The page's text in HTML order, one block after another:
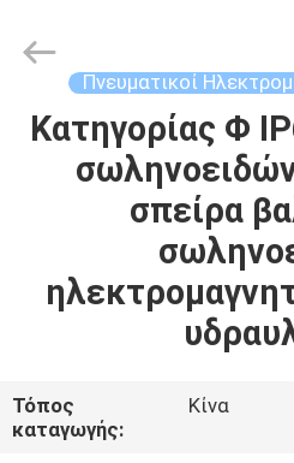
ΣΠΊΤΙ
ΠΡΟΪΌΝΤΑ
ΠΕΡΊΠΟΥ
ΕΜΕΊΣ
ΓΎΡΟΣ
ΕΡΓΟΣΤΑΣΊΩΝ
Export
Reserved.
Πνευματικοί
Κατηγορίας Φ
σπείρα
Τόπος
καταγωγής:
Κίνα